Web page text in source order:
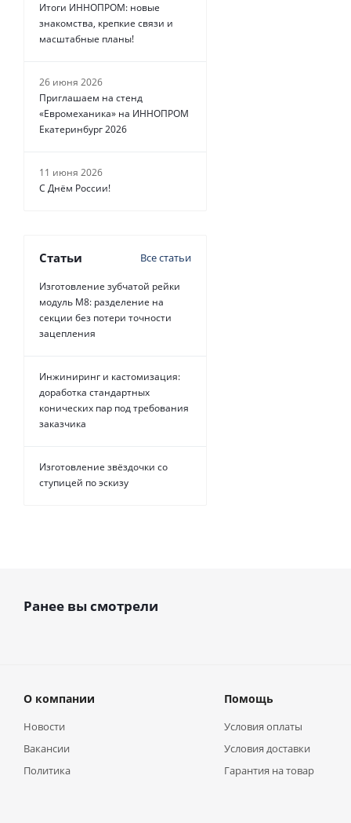
Итоги ИННОПРОМ: новые
знакомства, крепкие связи и
масштабные планы!
26 июня 2026
Приглашаем на стенд
«Евромеханика» на ИННОПРОМ
Екатеринбург 2026
11 июня 2026
С Днём России!
Статьи Все статьи
Изготовление зубчатой рейки
модуль М8: разделение на
секции без потери точности
зацепления
Инжиниринг и кастомизация:
доработка стандартных
конических пар под требования
заказчика
Изготовление звёздочки со
ступицей по эскизу
Ранее вы смотрели
О компании
Новости
Вакансии
Политика
Помощь
Условия оплаты
Условия доставки
Гарантия на товар